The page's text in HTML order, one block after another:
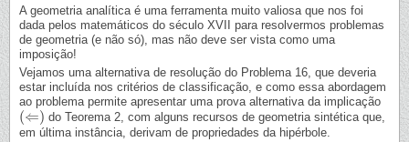
A geometria analítica é uma ferramenta muito valiosa que nos foi
dada pelos matemáticos do século XVII para resolvermos problemas
de geometria (e não só), mas não deve ser vista como uma
imposição!
Vejamos uma alternativa de resolução do Problema 16, que deveria
estar incluída nos critérios de classificação, e como essa abordagem
ao problema permite apresentar uma prova alternativa da implicação
(⇐)
( ⇐)
do Teorema 2, com alguns recursos de geometria sintética que,
em última instância, derivam de propriedades da hipérbole.